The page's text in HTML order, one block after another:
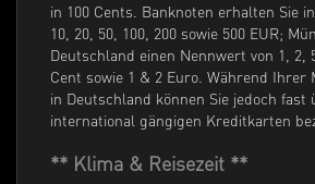
in 100 Cents. Banknoten erhalten Sie
10, 20, 50, 100, 200 sowie 500 EUR;
Deutschland einen Nennwert von 1, 2,
Cent sowie 1 & 2 Euro. Während Ihrer
in Deutschland können Sie jedoch fast
international gängigen Kreditkarten
** Klima & Reisezeit **